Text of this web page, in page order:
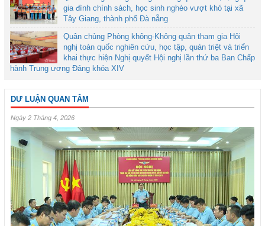
gia đình chính sách, học sinh nghèo vượt khó tại xã
Tây Giang, thành phố Đà nẵng
Quân chủng Phòng không-Không quân tham gia Hội
nghị toàn quốc nghiên cứu, học tập, quán triệt và triển
khai thực hiện Nghị quyết Hội nghị lần thứ ba Ban Chấp
hành Trung ương Đảng khóa XIV
DƯ LUẬN QUAN TÂM
Ngày 2 Tháng 4, 2026